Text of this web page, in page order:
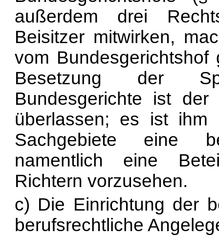
außerdem drei
Beisitzer mitwirken,
vom Bundesgerichtshof
Besetzung der
Bundesgerichte ist
überlassen; es ist ihm
Sachgebiete eine
namentlich eine
Richtern vorzusehen.
c) Die Einrichtung der
berufsrechtliche